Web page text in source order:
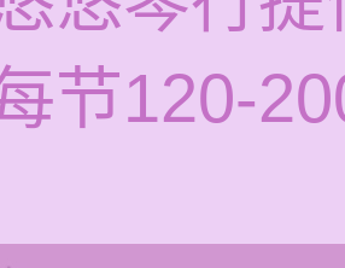
节120-